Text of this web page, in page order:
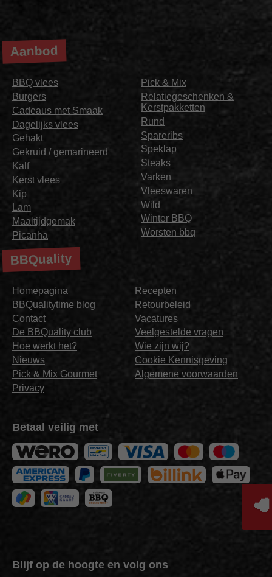
Aanbod
BBQ vlees
Burgers
Cadeaus met Smaak
Dagelijks vlees
Gehakt
Gekruid / gemarineerd
Kalf
Kerst vlees
Kip
Lam
Maaltijdgemak
Picanha
Pick & Mix
Relatiegeschenken &
Kerstpakketten
Rund
Spareribs
Speklap
Steaks
Varken
Vleeswaren
Wild
Winter BBQ
Worsten bbq
BBQuality
Homepagina
BBQualitytime blog
Contact
De BBQuality club
Hoe werkt het?
Nieuws
Pick & Mix Gourmet
Privacy
Recepten
Retourbeleid
Vacatures
Veelgestelde vragen
Wie zijn wij?
Cookie Kennisgeving
Algemene voorwaarden
Betaal veilig met
Blijf op de hoogte en volg ons
🥩